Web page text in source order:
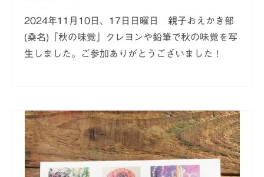
2024年11月10日、17日日曜日 親子おえかき部
(桑名)「秋の味覚」クレヨンや鉛筆で秋の味覚を写
生しました。ご参加ありがとうございました！